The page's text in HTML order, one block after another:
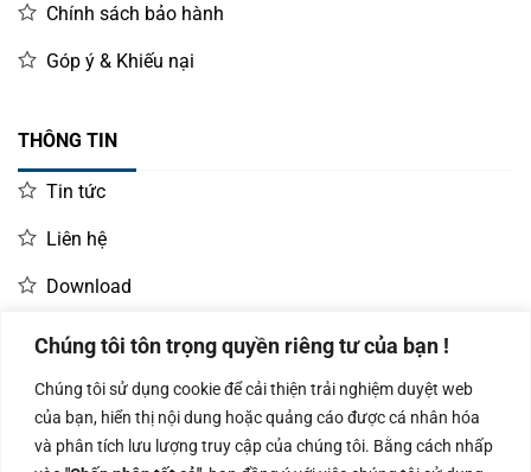
Chúng tôi tôn trọng quyền riêng tư của bạn !
Chúng tôi sử dụng cookie để cải thiện trải nghiệm duyệt web
của bạn, hiển thị nội dung hoặc quảng cáo được cá nhân hóa
và phân tích lưu lượng truy cập của chúng tôi. Bằng cách nhấp
Chính sách bảo hành
Góp ý & Khiếu nại
THÔNG TIN
Tin tức
Liên hệ
Download
LIÊN HỆ MUA HÀNG
Kinh doanh:
0966.93.1717
KD Dự Án: 0987
835 345
Kế Toán:
0987.919.040